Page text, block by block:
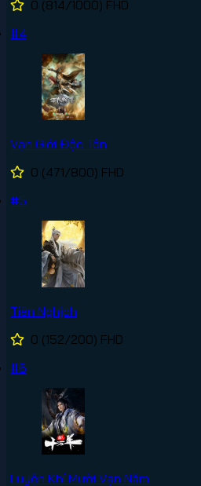
0 (814/1000) FHD
#4
Vạn Giới Độc Tôn
0 (471/800) FHD
#5
Tiên Nghịch
0 (152/200) FHD
#6
Luyện Khí Mười Vạn Năm